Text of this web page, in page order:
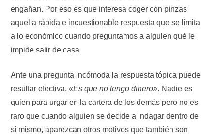
engañan. Por eso es que interesa coger con pinzas
aquella rápida e incuestionable respuesta que se limita
a lo económico cuando preguntamos a alguien qué le
impide salir de casa.
Ante una pregunta incómoda la respuesta tópica puede
resultar efectiva.«Es que no tengo dinero». Nadie es
quien para urgar en la cartera de los demás pero no es
raro que cuando alguien se decide a indagar dentro de
sí mismo, aparezcan otros motivos que también son